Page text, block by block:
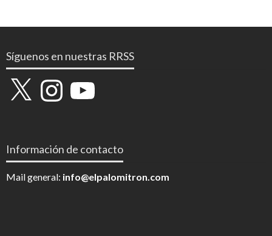
Síguenos en nuestras RRSS
X InstagramYouTube
Información de contacto
Mail general: info@elpalomitron.com